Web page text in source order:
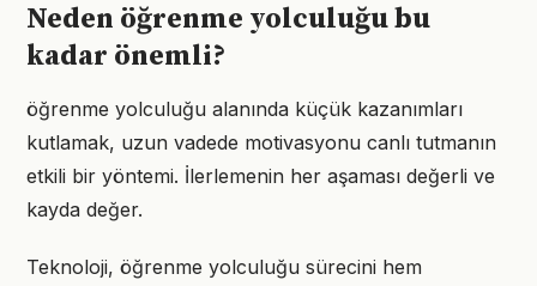
Neden öğrenme yolculuğu bu
kadar önemli?
öğrenme yolculuğu alanında küçük kazanımları
kutlamak, uzun vadede motivasyonu canlı tutmanın
etkili bir yöntemi. İlerlemenin her aşaması değerli ve
kayda değer.
Teknoloji, öğrenme yolculuğu sürecini hem